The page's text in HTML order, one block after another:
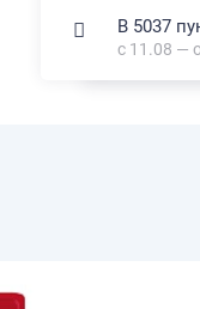
В 5037
с 11.08 —